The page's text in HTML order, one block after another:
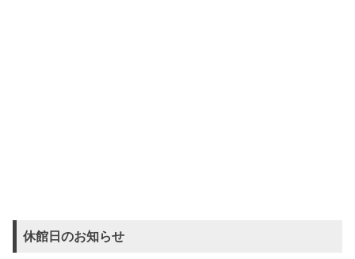
休館日のお知らせ